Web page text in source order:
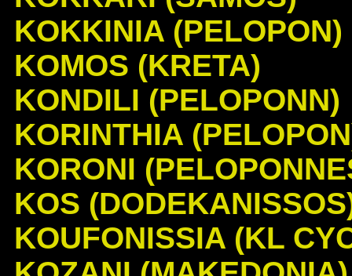
KOKKINIA (PELOPON)
KOMOS (KRETA)
KONDILI (PELOPONN)
KORINTHIA
KORONI
KOS
KOUFONISSIA (KL